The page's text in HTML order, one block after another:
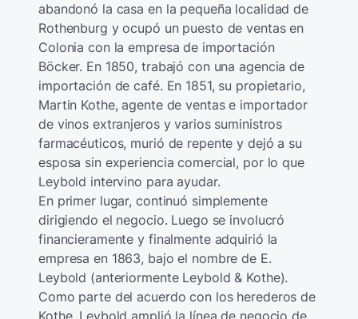
abandonó la casa en la pequeña localidad de
Rothenburg y ocupó un puesto de ventas en
Colonia con la empresa de importación
Böcker. En 1850, trabajó con una agencia de
importación de café. En 1851, su propietario,
Martin Kothe, agente de ventas e importador
de vinos extranjeros y varios suministros
farmacéuticos, murió de repente y dejó a su
esposa sin experiencia comercial, por lo que
Leybold intervino para ayudar.
En primer lugar, continuó simplemente
dirigiendo el negocio. Luego se involucró
financieramente y finalmente adquirió la
empresa en 1863, bajo el nombre de E.
Leybold (anteriormente Leybold & Kothe).
Como parte del acuerdo con los herederos de
Kothe, Leybold amplió la línea de negocio de